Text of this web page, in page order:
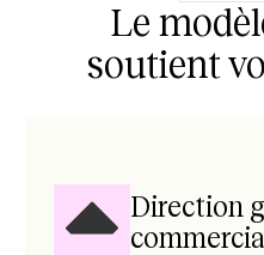
Le
soutient
Direction